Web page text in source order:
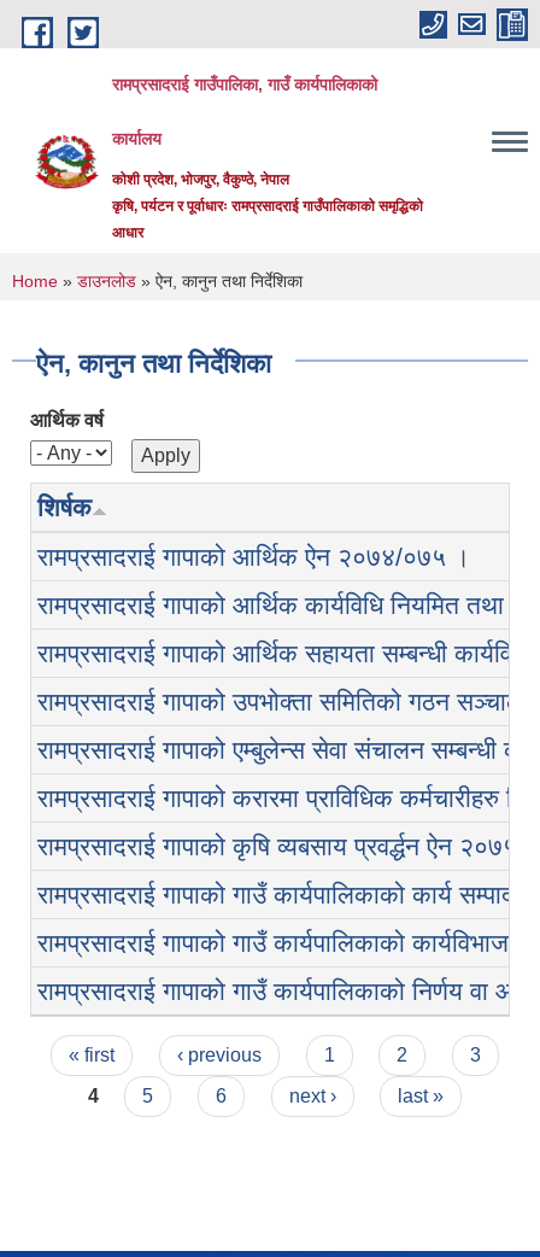
Skip to main content
रामप्रसादराई गाउँपालिका, गाउँ कार्यपालिकाको
कार्यालय
कोशी प्रदेश, भोजपुर, वैकुण्ठे, नेपाल
कृषि, पर्यटन र पूर्वाधारः रामप्रसादराई गाउँपालिकाको समृद्धिको
आधार
You are here
Home » डाउनलोड » ऐन, कानुन तथा निर्देशिका
ऐन, कानुन तथा निर्देशिका
आर्थिक वर्ष
शिर्षक
रामप्रसादराई गापाको आर्थिक ऐन २०७४/०७५ ।
रामप्रसादराई गापाको आर्थिक कार्यविधि नियमित तथा
रामप्रसादराई गापाको आर्थिक सहायता सम्बन्धी
रामप्रसादराई गापाको उपभोक्ता समितिको गठन
रामप्रसादराई गापाको एम्बुलेन्स सेवा संचालन सम्बन्धी
रामप्रसादराई गापाको करारमा प्राविधिक कर्मचारीहरु
रामप्रसादराई गापाको कृषि व्यबसाय प्रवर्द्धन ऐन २०७५ ।
रामप्रसादराई गापाको गाउँ कार्यपालिकाको कार्य
रामप्रसादराई गापाको गाउँ कार्यपालिकाको
रामप्रसादराई गापाको गाउँ कार्यपालिकाको निर्णय
Pages
« first ‹ previous 1 2
3
4
5 6 next › last »